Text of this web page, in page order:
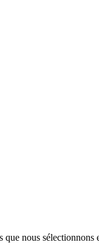
que nous